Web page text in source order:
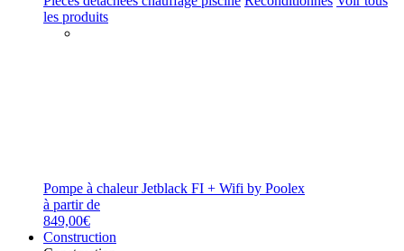
les produits
Pompe à chaleur Jetblack FI + Wifi by Poolex
à partir de
849,00€
Construction